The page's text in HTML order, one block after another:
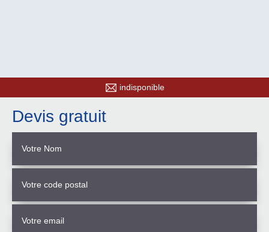
indisponible
Devis gratuit